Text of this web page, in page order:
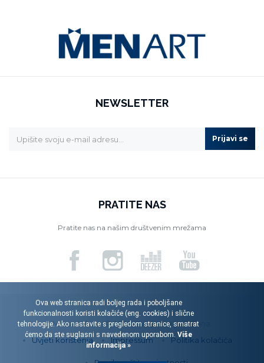
NEWSLETTER
Prijavi se
PRATITE NAS
Pratite nas na našim društvenim mrežama
Menart d.o.o. © 2026. Sva prava pridržana.
Uvjeti korištenja
Impressum Politika kolačića
Ova web stranica radi boljeg rada i poboljšane
funkcionalnosti koristi kolačiće (eng. cookies) i slične
tehnologije. Ako nastavite s pregledom stranice, smatrat
ćemo da ste suglasni s navedenom uporabom. Više
informacija »